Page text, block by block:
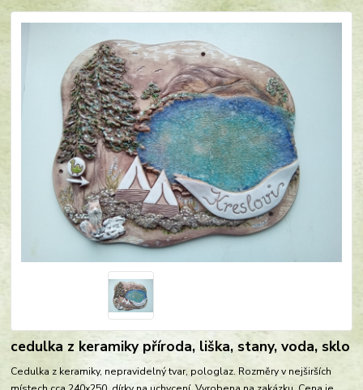
cedulka z keramiky příroda, liška, stany, voda, sklo
Cedulka z keramiky, nepravidelný tvar, pologlaz. Rozměry v nejširších